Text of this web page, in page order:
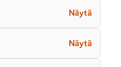
Näytä
Näytä